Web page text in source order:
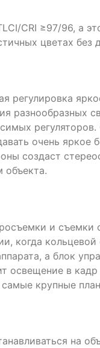
CRI ≥97/96, а
цветах без
регулировка
разнообразных
очень яркое
создаст
объекта.
и съемки
когда кольцевой
а блок
освещение в кадр
крупные
на